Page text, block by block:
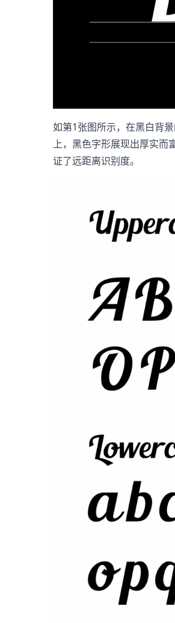
如第1张图所示，在黑白背
上，黑色字形展现出厚实而
证了远距离识别度。